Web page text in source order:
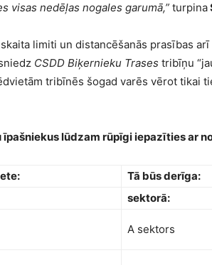
visas nedēļas nogales garumā,” turpina
limiti un distancēšanās prasības
CSDD Biķernieku Trases tribīņu
tribīnēs šogad varēs vērot tikai
īpašniekus lūdzam rūpīgi iepazīties ar
Tā būs derīga:
sektorā:
A sektors